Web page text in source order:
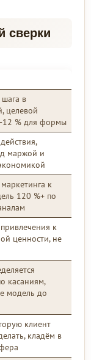
сверки
в
целевой
12 % для формы
маржой и
к
120 %+ по
к
ценности, не
касаниям,
модель до
клиент
кладём в